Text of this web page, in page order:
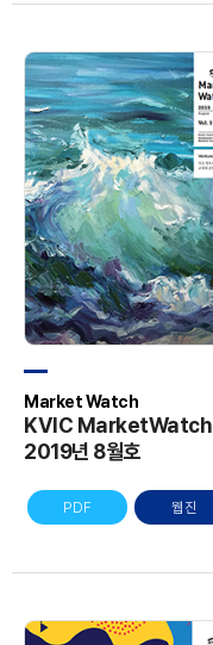
Market Watch
KVIC MarketWatch
2019년 8월호
PDF 웹진